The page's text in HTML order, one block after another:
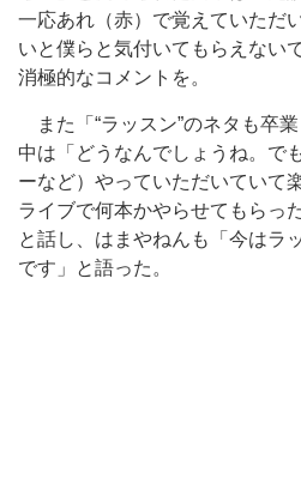
一応あれ（赤）で覚えていただ
いと僕らと気付いてもらえない
消極的なコメントを。
また「“ラッスン”のネタも卒
中は「どうなんでしょうね。で
ーなど）やっていただいていて
ライブで何本かやらせてもらっ
と話し、はまやねんも「今はラ
です」と語った。